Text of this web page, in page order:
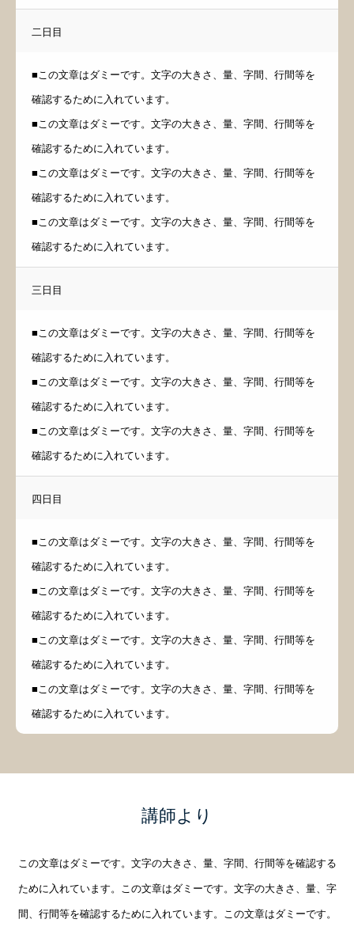
二日目
■この文章はダミーです。文字の大きさ、量、字間、行間等を
確認するために入れています。
■この文章はダミーです。文字の大きさ、量、字間、行間等を
確認するために入れています。
■この文章はダミーです。文字の大きさ、量、字間、行間等を
確認するために入れています。
■この文章はダミーです。文字の大きさ、量、字間、行間等を
確認するために入れています。
三日目
■この文章はダミーです。文字の大きさ、量、字間、行間等を
確認するために入れています。
■この文章はダミーです。文字の大きさ、量、字間、行間等を
確認するために入れています。
■この文章はダミーです。文字の大きさ、量、字間、行間等を
確認するために入れています。
四日目
■この文章はダミーです。文字の大きさ、量、字間、行間等を
確認するために入れています。
■この文章はダミーです。文字の大きさ、量、字間、行間等を
確認するために入れています。
■この文章はダミーです。文字の大きさ、量、字間、行間等を
確認するために入れています。
■この文章はダミーです。文字の大きさ、量、字間、行間等を
確認するために入れています。
講師より
この文章はダミーです。文字の大きさ、量、字間、行間等を確認する
ために入れています。この文章はダミーです。文字の大きさ、量、字
間、行間等を確認するために入れています。この文章はダミーです。